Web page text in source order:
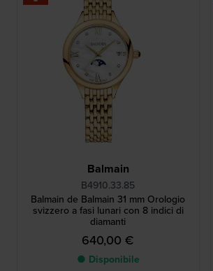
Balmain
B4910.33.85
Balmain de Balmain 31 mm Orologio
svizzero a fasi lunari con 8 indici di
diamanti
640,00 €
● Disponibile